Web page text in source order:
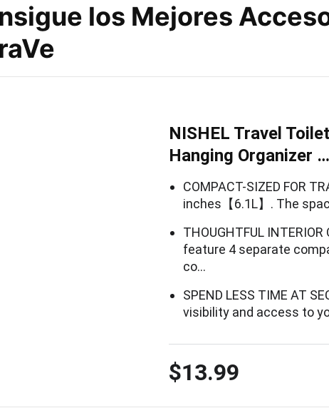
los Mejores
NISHEL Travel
Hanging Organizer …
COMPACT-SIZED FOR
inches【6.1L】. The
THOUGHTFUL
feature 4 separate
co…
SPEND LESS TIME AT
visibility and access to
$13.99